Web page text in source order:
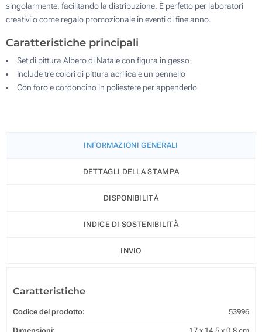
singolarmente, facilitando la distribuzione. È perfetto per laboratori
creativi o come regalo promozionale in eventi di fine anno.
Caratteristiche principali
Set di pittura Albero di Natale con figura in gesso
Include tre colori di pittura acrilica e un pennello
Con foro e cordoncino in poliestere per appenderlo
INFORMAZIONI GENERALI
DETTAGLI DELLA STAMPA
DISPONIBILITÀ
INDICE DI SOSTENIBILITÀ
INVIO
Caratteristiche
Codice del prodotto: 53996